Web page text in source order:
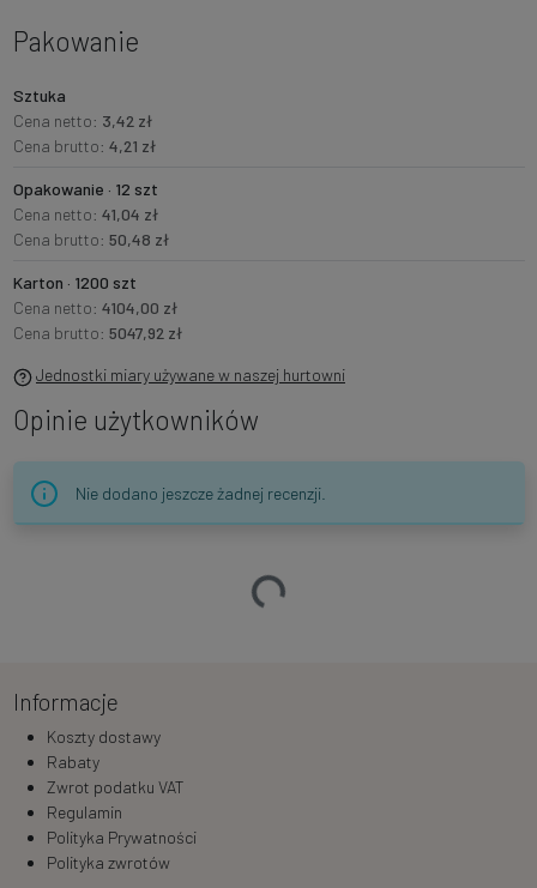
Pakowanie
Sztuka
Cena netto: 3,42 zł
Cena brutto: 4,21 zł
Opakowanie · 12 szt
Cena netto: 41,04 zł
Cena brutto: 50,48 zł
Karton · 1200 szt
Cena netto: 4104,00 zł
Cena brutto: 5047,92 zł
Jednostki miary używane w naszej hurtowni
Opinie użytkowników
Nie dodano jeszcze żadnej recenzji.
Ładowanie…
Informacje
Koszty dostawy
Rabaty
Zwrot podatku VAT
Regulamin
Polityka Prywatności
Polityka zwrotów